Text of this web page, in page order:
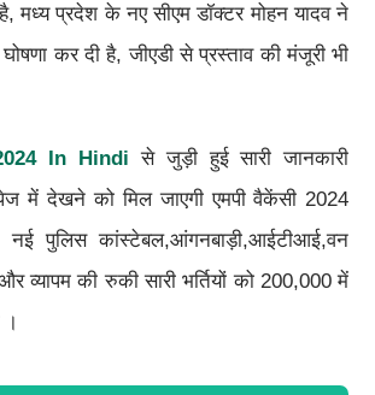
मध्य प्रदेश के नए सीएम डॉक्टर मोहन यादव ने
कर दी है, जीएडी से प्रस्ताव की मंजूरी भी
In Hindi से जुड़ी हुई सारी जानकारी
में देखने को मिल जाएगी एमपी वैकेंसी 2024
नई पुलिस कांस्टेबल,आंगनबाड़ी,आईटीआई,वन
व्यापम की रुकी सारी भर्तियों को 200,000 में
।